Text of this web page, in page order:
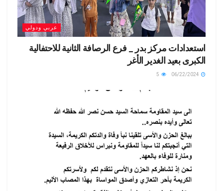
عربي ودولي
استعدادات مركز بدر _ فرع الرصافة الثانية للاحتفالية
الكبرى بعيد الغدير الأغر